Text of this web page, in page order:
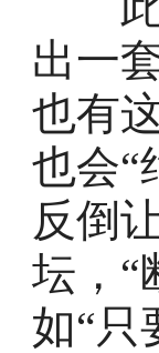
出一
也有
也会“
反倒
坛，“
如“只